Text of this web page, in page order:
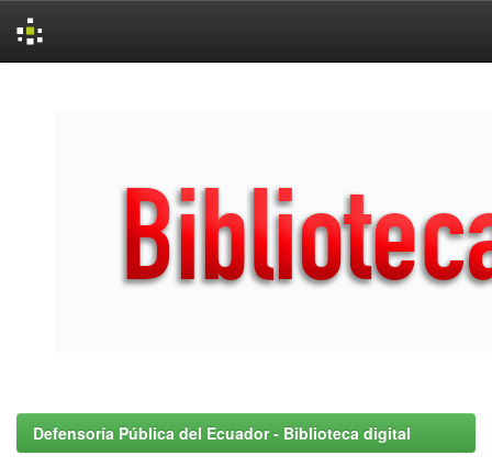
Defensoría Pública del Ecuador - Biblioteca digital